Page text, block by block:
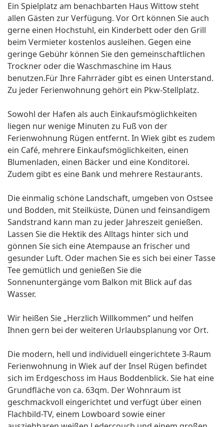
Ein Spielplatz am benachbarten Haus Wittow steht
allen Gästen zur Verfügung. Vor Ort können Sie auch
gerne einen Hochstuhl, ein Kinderbett oder den Grill
beim Vermieter kostenlos ausleihen. Gegen eine
geringe Gebühr können Sie den gemeinschaftlichen
Trockner oder die Waschmaschine im Haus
benutzen.Für Ihre Fahrräder gibt es einen Unterstand.
Zu jeder Ferienwohnung gehört ein Pkw-Stellplatz.
Sowohl der Hafen als auch Einkaufsmöglichkeiten
liegen nur wenige Minuten zu Fuß von der
Ferienwohnung Rügen entfernt. In Wiek gibt es zudem
ein Café, mehrere Einkaufsmöglichkeiten, einen
Blumenladen, einen Bäcker und eine Konditorei.
Zudem gibt es eine Bank und mehrere Restaurants.
Die einmalig schöne Landschaft, umgeben von Ostsee
und Bodden, mit Steilküste, Dünen und feinsandigem
Sandstrand kann man zu jeder Jahreszeit genießen.
Lassen Sie die Hektik des Alltags hinter sich und
gönnen Sie sich eine Atempause an frischer und
gesunder Luft. Oder machen Sie es sich bei einer Tasse
Tee gemütlich und genießen Sie die
Sonnenuntergänge vom Balkon mit Blick auf das
Wasser.
Wir heißen Sie „Herzlich Willkommen“ und helfen
Ihnen gern bei der weiteren Urlaubsplanung vor Ort.
Die modern, hell und individuell eingerichtete 3-Raum
Ferienwohnung in Wiek auf der Insel Rügen befindet
sich im Erdgeschoss im Haus Boddenblick. Sie hat eine
Grundfläche von ca. 63qm. Der Wohnraum ist
geschmackvoll eingerichtet und verfügt über einen
Flachbild-TV, einem Lowboard sowie einer